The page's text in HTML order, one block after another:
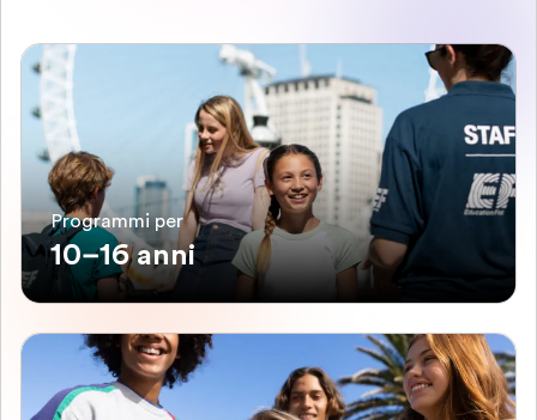
Programmi per
10–16 anni